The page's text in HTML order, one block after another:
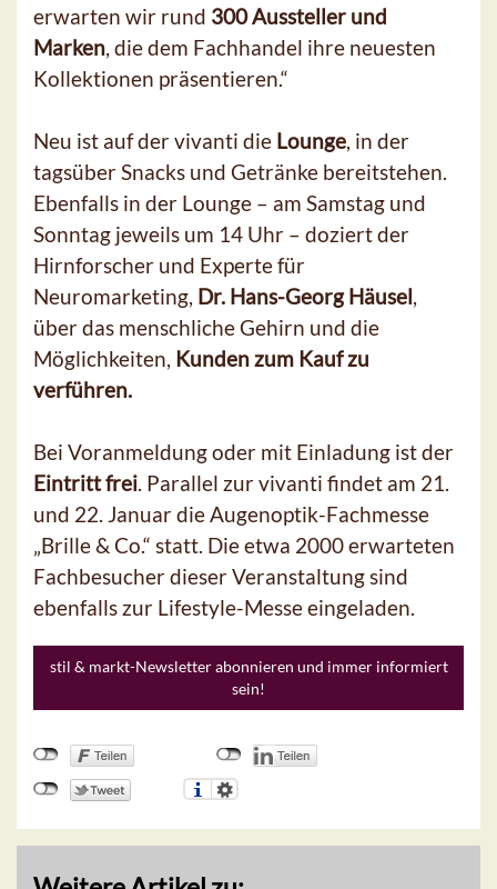
erwarten wir rund 300 Aussteller und
Marken, die dem Fachhandel ihre neuesten
Kollektionen präsentieren.“
Neu ist auf der vivanti die Lounge, in der
tagsüber Snacks und Getränke bereitstehen.
Ebenfalls in der Lounge – am Samstag und
Sonntag jeweils um 14 Uhr – doziert der
Hirnforscher und Experte für
Neuromarketing, Dr. Hans-Georg Häusel,
über das menschliche Gehirn und die
Möglichkeiten, Kunden zum Kauf zu
verführen.
Bei Voranmeldung oder mit Einladung ist der
Eintritt frei. Parallel zur vivanti findet am 21.
und 22. Januar die Augenoptik-Fachmesse
„Brille & Co.“ statt. Die etwa 2000 erwarteten
Fachbesucher dieser Veranstaltung sind
ebenfalls zur Lifestyle-Messe eingeladen.
stil & markt-Newsletter abonnieren und immer informiert
sein!